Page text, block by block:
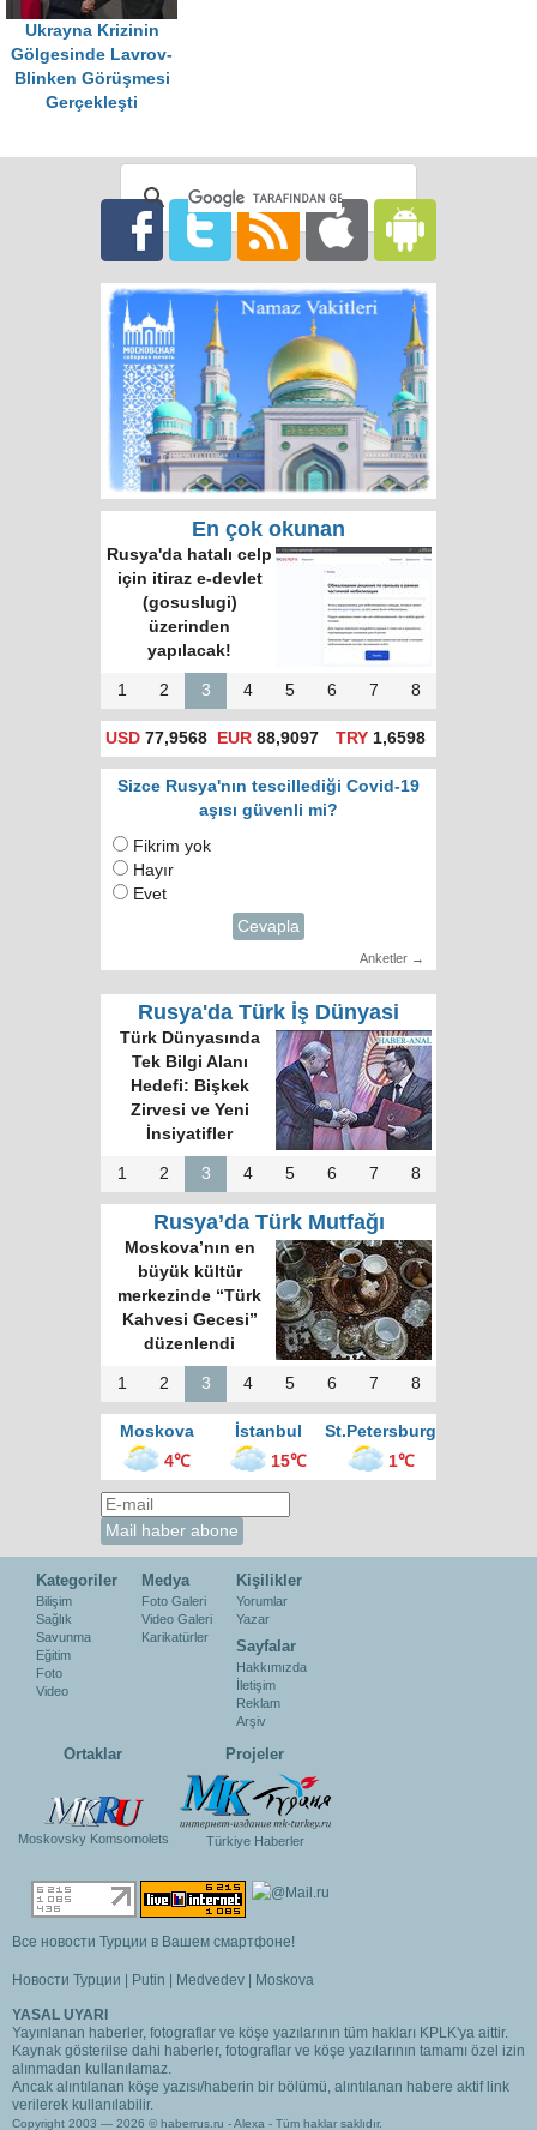
Ukrayna Krizinin
Gölgesinde Lavrov-
Blinken Görüşmesi
Gerçekleşti
En çok okunan
Rusya'da hatalı celp
için itiraz e-devlet
(gosuslugi)
üzerinden
yapılacak!
1 2 3 4 5 6 7 8
USD 77,9568 EUR 88,9097 TRY1,6598
Sizce Rusya'nın tescillediği Covid-19
aşısı güvenli mi?
Fikrim yok
Hayır
Evet
Cevapla
Anketler →
Rusya'da Türk İş Dünyasi
Türk Dünyasında
Tek Bilgi Alanı
Hedefi: Bişkek
Zirvesi ve Yeni
İnsiyatifler
1 2 3 4 5 6 7 8
Rusya’da Türk Mutfağı
Moskova’nın en
büyük kültür
merkezinde “Türk
Kahvesi Gecesi”
düzenlendi
1 2 3 4 5 6 7 8
Moskova İstanbul
St.Petersburg
4℃
15℃ 1℃
Kategoriler
Bilişim
Sağlık
Savunma
Eğitim
Foto
Video
Medya
Foto Galeri
Video Galeri
Karikatürler
Kişilikler
Yorumlar
Yazar
Sayfalar
Hakkımızda
İletişim
Reklam
Arşiv
Ortaklar
Moskovsky Komsomolets
Projeler
Türkiye Haberler
Все новости Турции в Вашем смартфоне!
Новости Турции | Putin | Medvedev | Moskova
YASAL UYARI
Yayınlanan haberler, fotograflar ve köşe yazılarının tüm hakları KPLK'ya aittir.
Kaynak gösterilse dahi haberler, fotograflar ve köşe yazılarının tamamı özel izin
alınmadan kullanılamaz.
Ancak alıntılanan köşe yazısı/haberin bir bölümü, alıntılanan habere aktif link
verilerek kullanılabilir.
Copyright 2003 — 2026 © haberrus.ru -Alexa - Tüm haklar saklıdır.